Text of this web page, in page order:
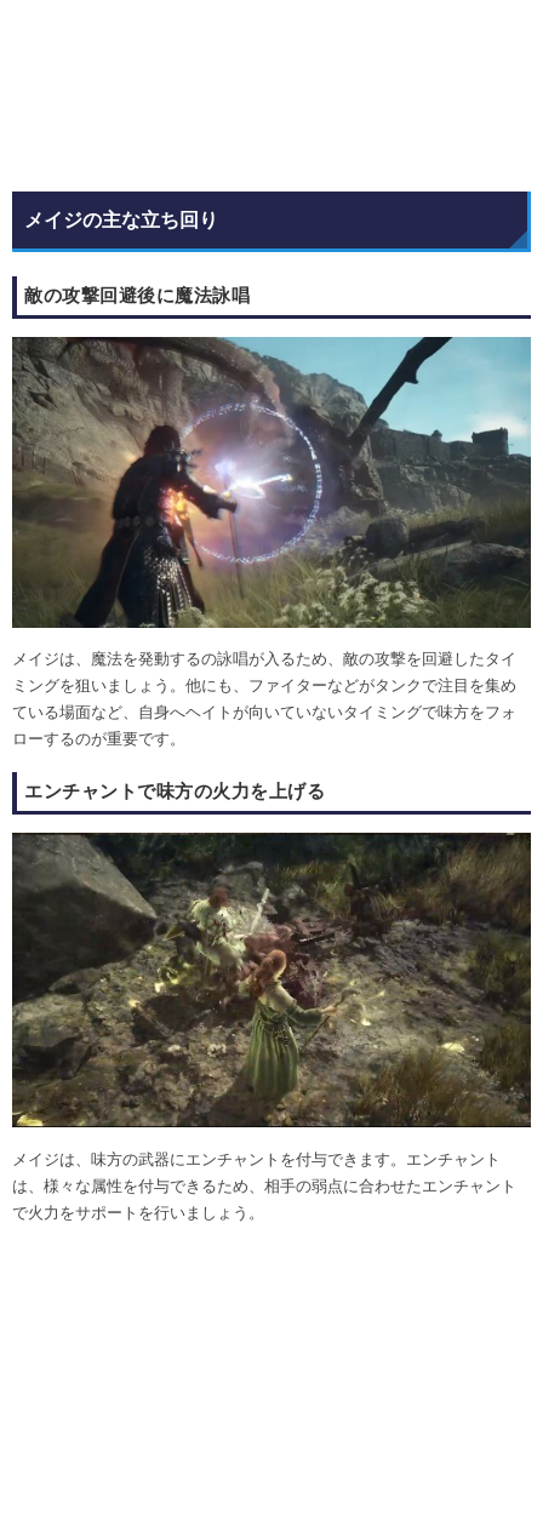
メイジの主な立ち回り
敵の攻撃回避後に魔法詠唱
メイジは、魔法を発動するの詠唱が入るため、敵の攻撃を回避したタイ
ミングを狙いましょう。他にも、ファイターなどがタンクで注目を集め
ている場面など、自身へヘイトが向いていないタイミングで味方をフォ
ローするのが重要です。
エンチャントで味方の火力を上げる
メイジは、味方の武器にエンチャントを付与できます。エンチャント
は、様々な属性を付与できるため、相手の弱点に合わせたエンチャント
で火力をサポートを行いましょう。